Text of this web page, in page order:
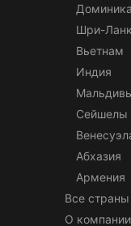
Шри-
Вьетнам
Индия
Сейшелы
Абхазия
Армения
Все страны
О компании